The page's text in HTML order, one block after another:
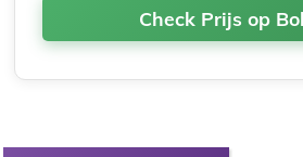
Check Prijs op